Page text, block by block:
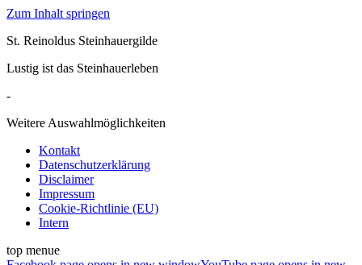
Zum Inhalt springen
St. Reinoldus Steinhauergilde
Lustig ist das Steinhauerleben
-
Weitere Auswahlmöglichkeiten
Kontakt
Datenschutzerklärung
Disclaimer
Impressum
Cookie-Richtlinie (EU)
Intern
top menue